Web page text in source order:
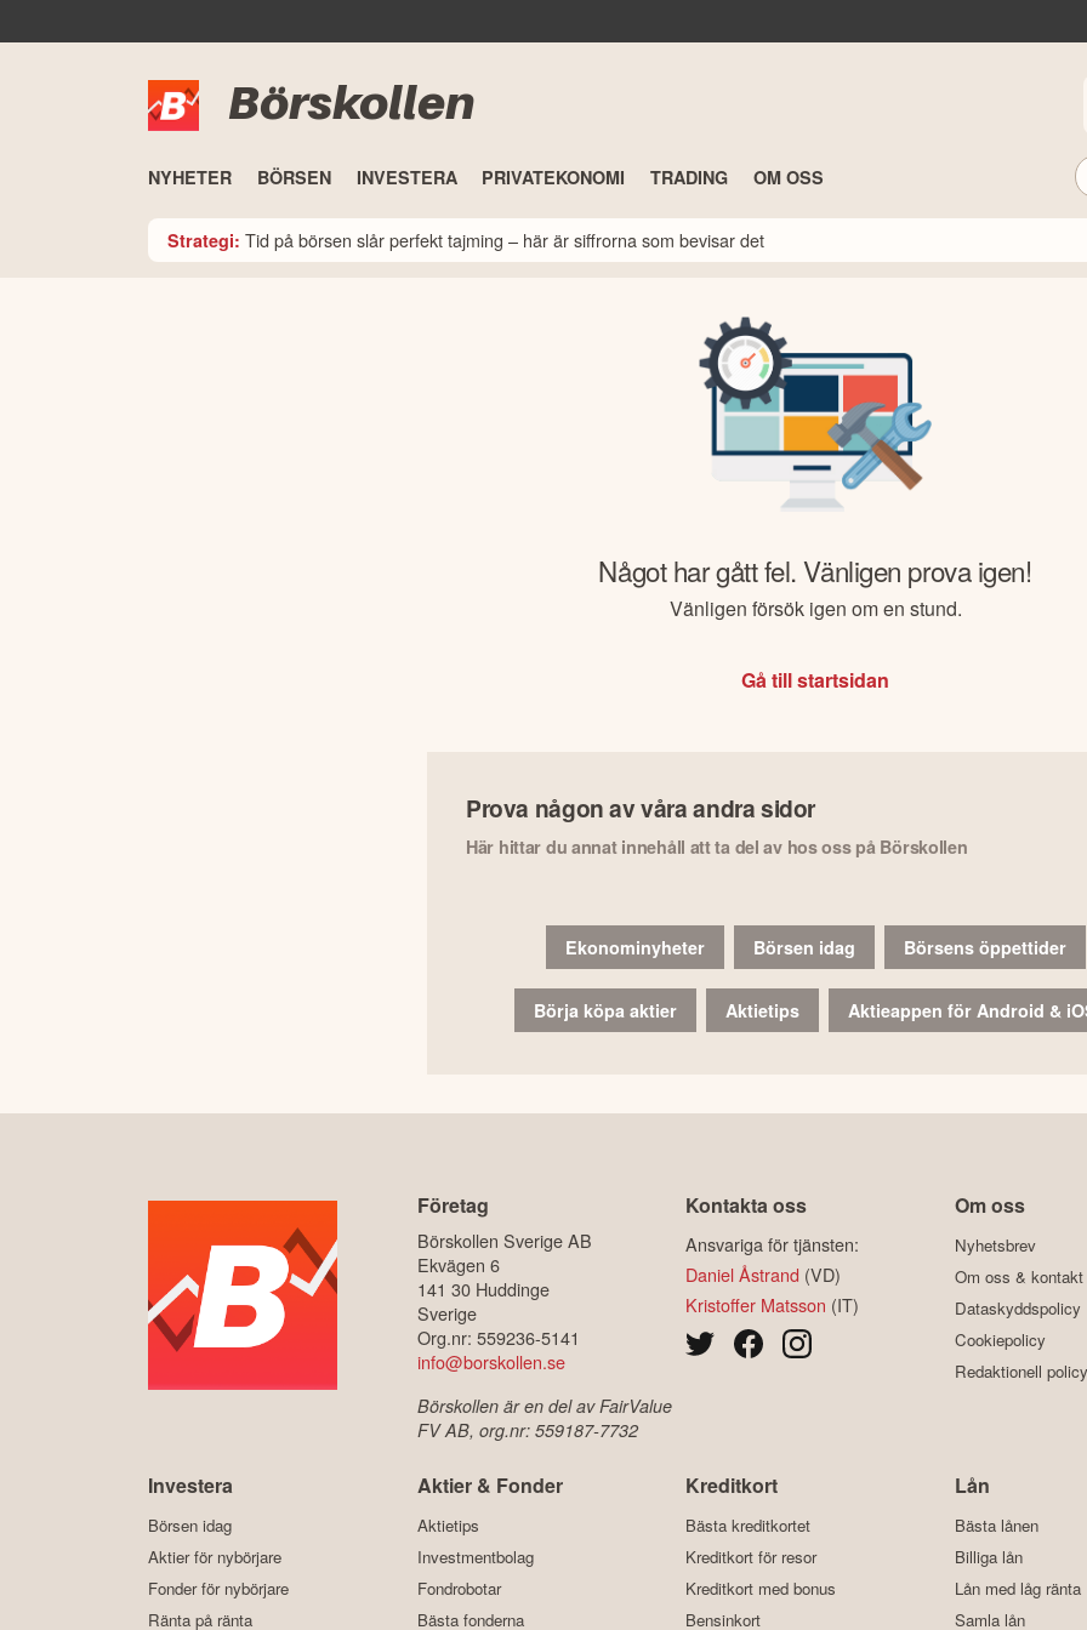
Börskollen
NYHETER BÖRSEN INVESTERA PRIVATEKONOMI TRADING OM OSS
Strategi: Tid på börsen slår perfekt tajming – här är siffrorna som bevisar det
Något har gått fel. Vänligen prova igen!
Vänligen försök igen om en stund.
Gå till startsidan
Prova någon av våra andra sidor
Här hittar du annat innehåll att ta del av hos oss på Börskollen
Ekonominyheter Börsen idag Börsens öppettider
Börja köpa aktier Aktietips Aktieappen för Android &
Företag
Börskollen Sverige AB
Ekvägen 6
141 30 Huddinge
Sverige
Org.nr: 559236-5141
info@borskollen.se
Börskollen är en del av FairValue
FV AB, org.nr: 559187-7732
Kontakta oss
Ansvariga för tjänsten:
Daniel Åstrand (VD)
Kristoffer Matsson (IT)
Om oss
Nyhetsbrev
Om oss & kontakt
Dataskyddspolicy
Cookiepolicy
Redaktionell policy
Investera
Börsen idag
Aktier för nybörjare
Fonder för nybörjare
Ränta på ränta
Aktier & Fonder
Aktietips
Investmentbolag
Fondrobotar
Bästa fonderna
Kreditkort
Bästa kreditkortet
Kreditkort för resor
Kreditkort med bonus
Bensinkort
Lån
Bästa lånen
Billiga lån
Lån med låg ränta
Samla lån